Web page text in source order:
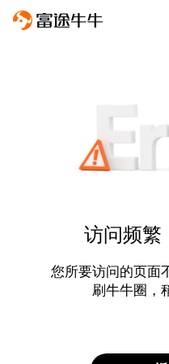
访问频繁
您所要访问的页面
刷牛牛圈，